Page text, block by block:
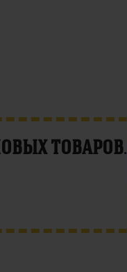
товаров.